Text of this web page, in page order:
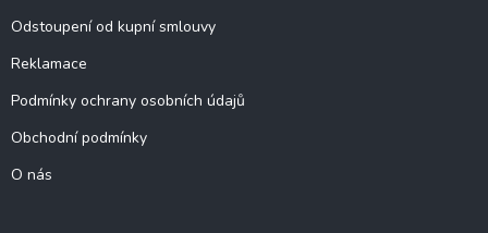
Odstoupení od kupní smlouvy
Reklamace
Podmínky ochrany osobních údajů
Obchodní podmínky
O nás